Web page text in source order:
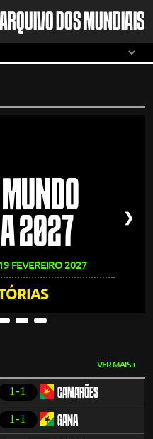
ARQUIVO DOS MUNDIAIS
2027
FEVEREIRO 2027
❯
VER MAIS +
1-1 CAMARÕES
1-1 GANA